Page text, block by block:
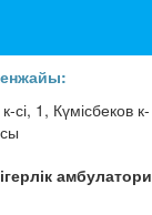
сі, 1, Күмісбеков к-